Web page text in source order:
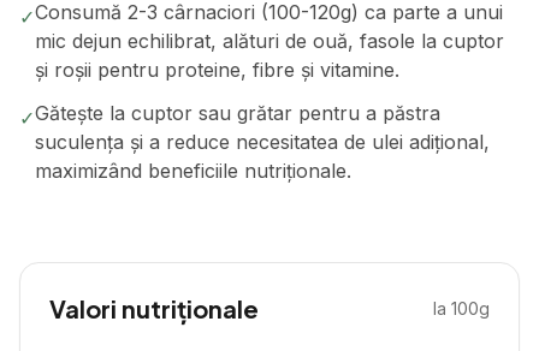
✓Consumă 2-3 cârnaciori (100-120g) ca parte a unui
mic dejun echilibrat, alături de ouă, fasole la cuptor
și roșii pentru proteine, fibre și vitamine.
✓Gătește la cuptor sau grătar pentru a păstra
suculența și a reduce necesitatea de ulei adițional,
maximizând beneficiile nutriționale.
Valori nutriționale la 100g